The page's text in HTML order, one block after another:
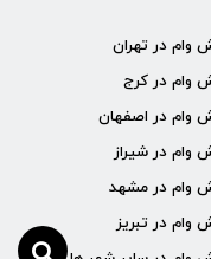
در تهران
وام در کرج
وام در اصفهان
در شیراز
وام در مشهد
در تبریز